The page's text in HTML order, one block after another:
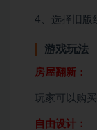
4、选择旧版
游戏玩法
房屋翻新：
玩家可以购
自由设计：